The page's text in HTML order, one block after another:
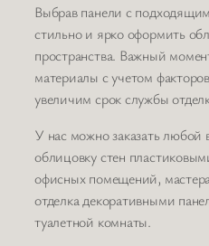
Выбрав панели с
стильно и ярко оформить
пространства. Важный
материалы с учетом
увеличим срок службы
У нас можно заказать любой
облицовку стен
офисных помещений,
отделка декоративными
туалетной комнаты.